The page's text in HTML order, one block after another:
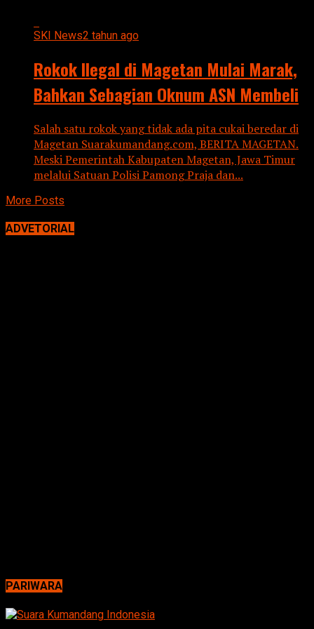
SKI News2 tahun ago
Rokok Ilegal di Magetan Mulai Marak,
Bahkan Sebagian Oknum ASN Membeli
Salah satu rokok yang tidak ada pita cukai beredar di
Magetan Suarakumandang.com, BERITA MAGETAN.
Meski Pemerintah Kabupaten Magetan, Jawa Timur
melalui Satuan Polisi Pamong Praja dan...
More Posts
ADVETORIAL
PARIWARA